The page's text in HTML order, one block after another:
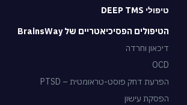
טיפולי DEEP TMS
הטיפולים הפסיכיאטריים של BrainsWay
דיכאון וחרדה
OCD
הפרעת דחק פוסט-טראומטית – PTSD
הפסקת עישון